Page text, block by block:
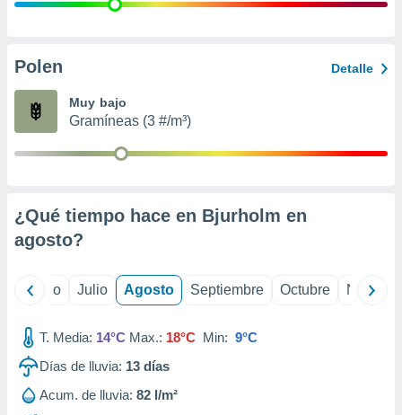
e
publicidad
Polen Detalle
Muy bajo
Gramíneas (3 #/m³)
¿Qué tiempo hace en Bjurholm en
agosto?
Junio Julio Agosto Septiembre Octubre
T. Media: 14°C Max.: 18°C Min: 9°C
Días de lluvia: 13 días
Acum. de lluvia: 82 l/m²